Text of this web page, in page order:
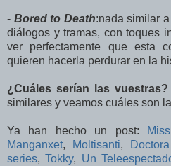
- Bored to Death:nada similar
diálogos y tramas, con toques
ver perfectamente que esta
quieren hacerla perdurar en la
¿Cuáles serían las vuestras?
similares y veamos cuáles son
Ya han hecho un post:
Manganxet, Moltisanti,
series,Tokky, Un